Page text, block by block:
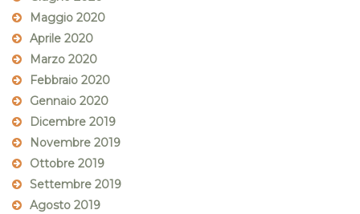
Maggio 2020
Aprile 2020
Marzo 2020
Febbraio 2020
Gennaio 2020
Dicembre 2019
Novembre 2019
Ottobre 2019
Settembre 2019
Agosto 2019